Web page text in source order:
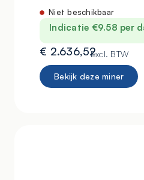
Niet beschikbaar
Indicatie €9.58 per
€ 2.636,52Excl. BTW
Bekijk deze miner